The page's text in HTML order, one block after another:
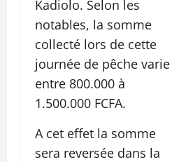
Kadiolo. Selon les
notables, la somme
collecté lors de cette
journée de pêche varie
entre 800.000 à
1.500.000 FCFA.
A cet effet la somme
sera reversée dans la